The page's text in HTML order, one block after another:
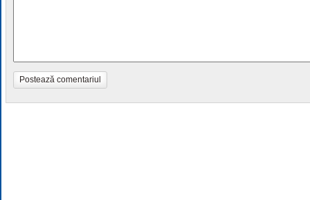
Postează comentariul